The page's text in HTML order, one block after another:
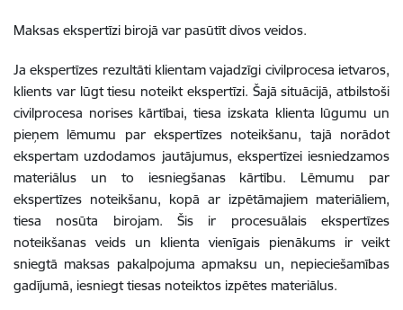
Maksas ekspertīzi birojā var pasūtīt divos veidos.
Ja ekspertīzes rezultāti klientam vajadzīgi civilprocesa ietvaros,
klients var lūgt tiesu noteikt ekspertīzi. Šajā situācijā, atbilstoši
civilprocesa norises kārtībai, tiesa izskata klienta lūgumu un
pieņem lēmumu par ekspertīzes noteikšanu, tajā norādot
ekspertam uzdodamos jautājumus, ekspertīzei iesniedzamos
materiālus un to iesniegšanas kārtību. Lēmumu par
ekspertīzes noteikšanu, kopā ar izpētāmajiem materiāliem,
tiesa nosūta birojam. Šis ir procesuālais ekspertīzes
noteikšanas veids un klienta vienīgais pienākums ir veikt
sniegtā maksas pakalpojuma apmaksu un, nepieciešamības
gadījumā, iesniegt tiesas noteiktos izpētes materiālus.